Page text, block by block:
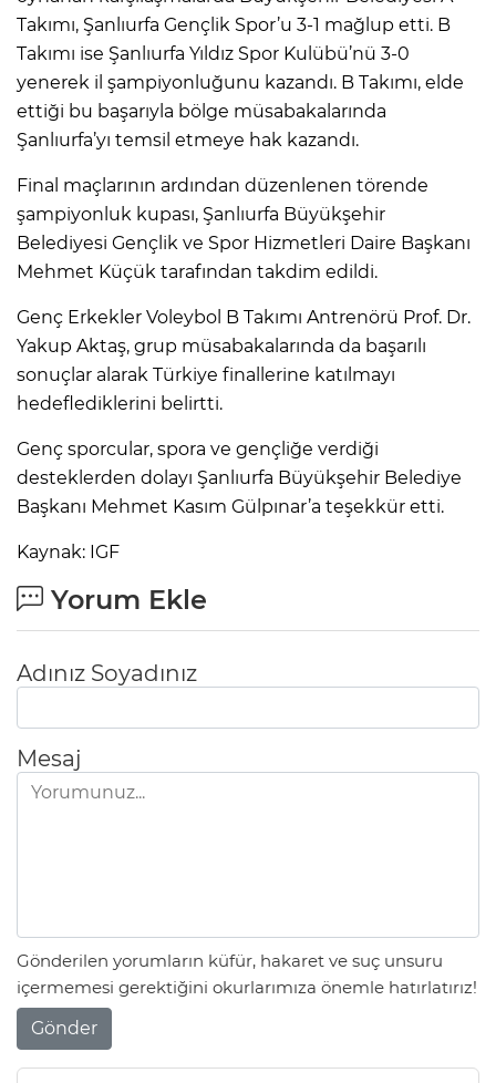
Takımı, Şanlıurfa Gençlik Spor’u 3-1 mağlup etti. B
Takımı ise Şanlıurfa Yıldız Spor Kulübü’nü 3-0
yenerek il şampiyonluğunu kazandı. B Takımı, elde
ettiği bu başarıyla bölge müsabakalarında
Şanlıurfa’yı temsil etmeye hak kazandı.
Final maçlarının ardından düzenlenen törende
şampiyonluk kupası, Şanlıurfa Büyükşehir
Belediyesi Gençlik ve Spor Hizmetleri Daire Başkanı
Mehmet Küçük tarafından takdim edildi.
Genç Erkekler Voleybol B Takımı Antrenörü Prof. Dr.
Yakup Aktaş, grup müsabakalarında da başarılı
sonuçlar alarak Türkiye finallerine katılmayı
hedeflediklerini belirtti.
Genç sporcular, spora ve gençliğe verdiği
desteklerden dolayı Şanlıurfa Büyükşehir Belediye
Başkanı Mehmet Kasım Gülpınar’a teşekkür etti.
Kaynak: IGF
Yorum Ekle
Adınız Soyadınız
Mesaj
Gönderilen yorumların küfür, hakaret ve suç unsuru
içermemesi gerektiğini okurlarımıza önemle hatırlatırız!
Gönder